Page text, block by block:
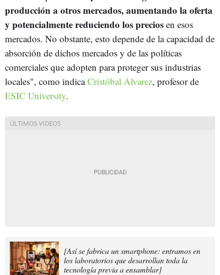
producción a otros mercados, aumentando la oferta
y potencialmente reduciendo los precios en esos
mercados. No obstante, esto depende de la capacidad de
absorción de dichos mercados y de las políticas
comerciales que adopten para proteger sus industrias
locales", como indicaCristóbal Álvarez, profesor de
ESIC University.
[Así se fabrica un smartphone: entramos en
los laboratorios que desarrollan toda la
tecnología previa a ensamblar]